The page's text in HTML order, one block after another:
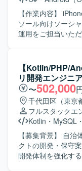
【作業内容】 iPhone / Android/ PCプラットフォーム/コン
ソール向けソーシ
運用をご担当いただきます。 ・アウト
機能部分の量産設
ム部分を効率的に
および改修 ・その
とのコミュニケーション 【求める人物像】 ・常
モノづくりを追求
る方です。 ・ゲー
す。 ・自走できる方です。 【開発環境】
Unity ・ライブラ
【Kotlin/PHP/
リ開発エンジニ
〜502,000
千代田区（東京
フルスタックエ
Kotlin ・ MySQL ・
【募集背景】 自
クトの開発・保守
開発体制を強化するための募